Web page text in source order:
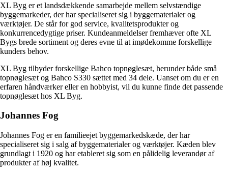
XL Byg er et landsdækkende samarbejde mellem selvstændige
byggemarkeder, der har specialiseret sig i byggematerialer og
værktøjer. De står for god service, kvalitetsprodukter og
konkurrencedygtige priser. Kundeanmeldelser fremhæver ofte XL
Bygs brede sortiment og deres evne til at imødekomme forskellige
kunders behov.
XL Byg tilbyder forskellige Bahco topnøglesæt, herunder både små
topnøglesæt og Bahco S330 sættet med 34 dele. Uanset om du er en
erfaren håndværker eller en hobbyist, vil du kunne finde det passende
topnøglesæt hos XL Byg.
Johannes Fog
Johannes Fog er en familieejet byggemarkedskæde, der har
specialiseret sig i salg af byggematerialer og værktøjer. Kæden blev
grundlagt i 1920 og har etableret sig som en pålidelig leverandør af
produkter af høj kvalitet.